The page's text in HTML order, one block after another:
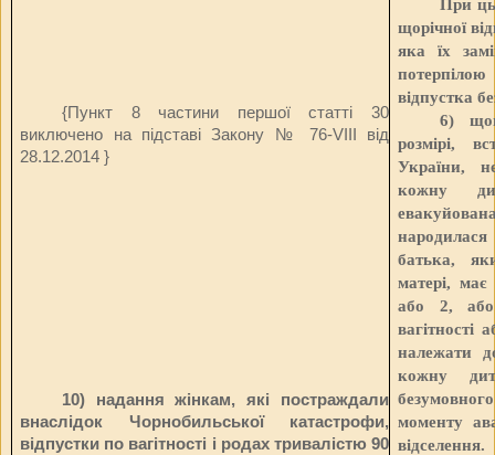
{Пункт 8 частини першої статті 30
виключено на підставі Закону
№ 76-VIII від
28.12.2014 }
10) надання жінкам, які постраждали
внаслідок Чорнобильської катастрофи,
відпустки по вагітності і родах тривалістю 90
При
щорічної
яка їх
відпустка
6)
розмірі,
України,
кожну
батька,
матері, має
або 2,
вагітності
належати
кожну
моменту
відселення.